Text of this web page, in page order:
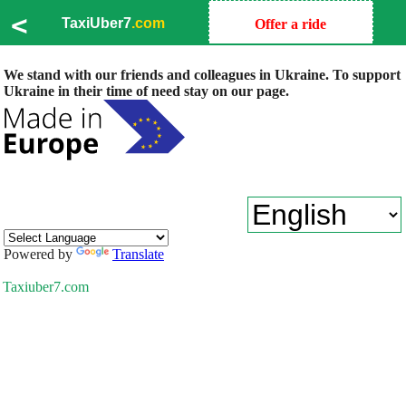
< TaxiUber7.com Offer a ride
We stand with our friends and colleagues in Ukraine. To support
Ukraine in their time of need stay on our page.
Powered by Translate
Taxiuber7.com